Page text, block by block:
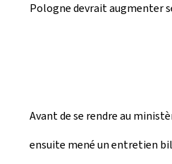
Pologne devrait augmenter
Avant de se rendre au
ensuite mené un entretien